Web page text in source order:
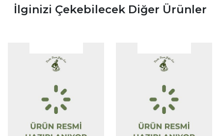
İlginizi Çekebilecek Diğer Ürünler
İncele
|
İncele
|